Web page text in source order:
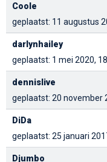
Coole
geplaatst: 11 augustus
darlynhailey
geplaatst: 1 mei 2020,
dennislive
geplaatst: 20 november
DiDa
geplaatst: 25 januari
Djumbo